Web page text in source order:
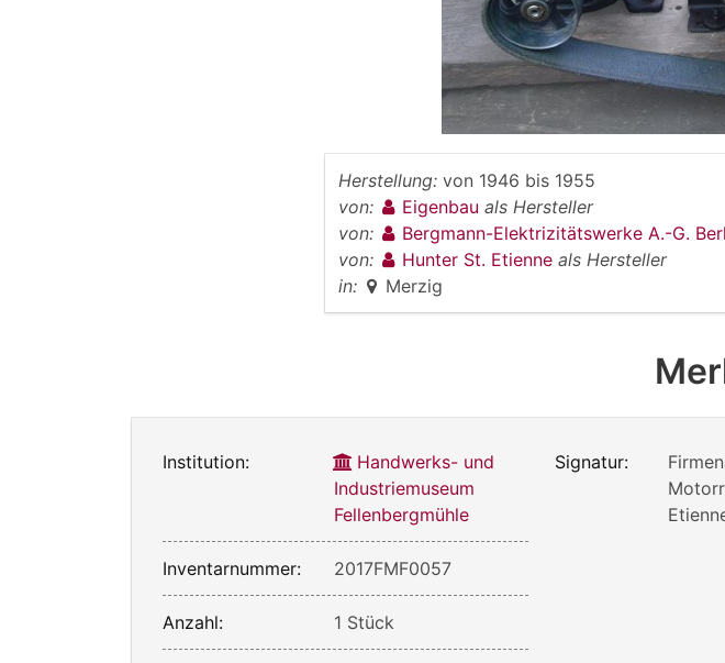
Herstellung: von 1946 bis 1955
von:
Eigenbau als Hersteller
von:
Bergmann-Elektrizitätswerke A.-G.
von:
Hunter St. Etienne als Hersteller
in:
Merzig
Institution:
Handwerks- und
Industriemuseum
Fellenbergmühle
Inventarnummer: 2017FMF0057
Anzahl: 1 Stück
Signatur: